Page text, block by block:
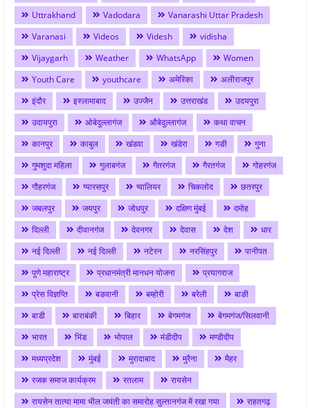
Uttrakhand
Vadodara
Vanarashi Uttar Pradesh
Varanasi
Videos Videsh
vidisha
Vijaygarh
Weather WhatsApp
Women
Youth Care
youthcare अमेरिका
अलीराजपुर
इंदौर
इस्लामाबाद उज्जैन उत्तराखंड
उदयपुरा
उदायपुरा
ओबेदुल्लागंज औबेदुल्लागंज
कथा वाचन
कानपुर
काबुल खंडवा खंडेरा गङी
गुना
गुमशुदा महिला
गुलाबगंज गैतरगंज गैरतगंज
गोहरगंज
गौहरगंज
ग्यारसपुर ग्वालियर चिकलोद
छतरपुर
जबलपुर
जयपुर जोधपुर दक्षिण मुंबई
दमोह
दिल्ली
दीवानगंज देवनगर देवास देश
धार
नई दिल्ली
नई दिल्ली नटेरन नरसिंहपुर
पानीपत
पुणे महाराष्ट्र
प्रधानमंत्री मानधन योजना
प्रयागराज
प्रेस विज्ञप्ति
बङवानी बम्होरी बरेली
बाङी
बाडी
बाराबंकी बिहार बेगमगंज
बेगमगंज/सिलवानी
भारत
भिंड भोपाल मंडीदीप
मण्डीदीप
मध्यप्रदेश
मुंबई मुरादाबाद मुरैना
मैहर
रजक समाज कार्यक्रम
रतलाम
रायसेन
रायसेन तात्या मामा भील जयंती का समारोह सुल्तानगंज में रखा गया
राहतगढ़